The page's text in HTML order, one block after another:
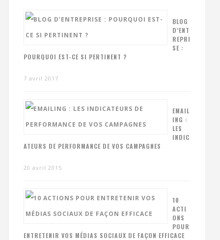
BLOG
D’ENT
REPRI
SE :
POURQUOI EST-CE SI PERTINENT ?
7 avril 2017
EMAIL
ING :
LES
INDIC
ATEURS DE PERFORMANCE DE VOS CAMPAGNES
20 avril 2015
10
ACTI
ONS
POUR
ENTRETENIR VOS MÉDIAS SOCIAUX DE FAÇON EFFICACE